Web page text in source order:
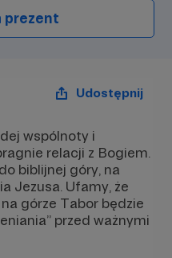
prezent
Udostępnij
wspólnoty i
relacji z Bogiem.
biblijnej góry, na
Jezusa. Ufamy, że
górze Tabor będzie
przed ważnymi